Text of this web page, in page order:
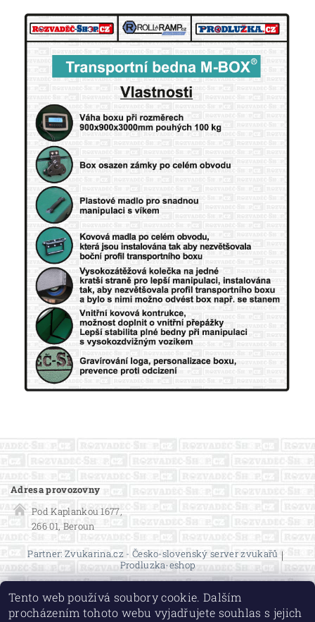
Adresa provozovny
Pod Kaplankou 1677,
266 01, Beroun
Partner: Zvukarina.cz - Česko-slovenský server zvukařů |
Prodluzka-eshop
Tento web používá soubory cookie. Dalším
procházením tohoto webu vyjadřujete souhlas s jejich